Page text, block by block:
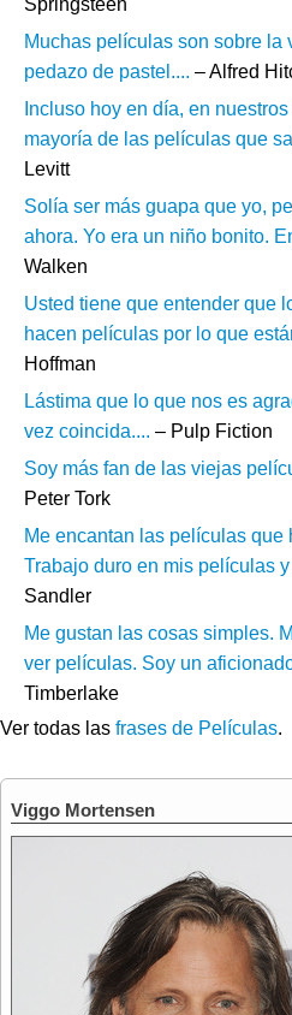
Springsteen
Muchas películas son sobre la
pedazo de pastel.... – Alfred
Incluso hoy en día, en
mayoría de las películas que
Levitt
Solía ser más guapa que yo,
ahora. Yo era un niño bonito.
Walken
Usted tiene que entender que
hacen películas por lo que
Hoffman
Lástima que lo que nos es
vez coincida.... – Pulp Fiction
Soy más fan de las viejas
Peter Tork
Me encantan las películas que
Trabajo duro en mis películas
Sandler
Me gustan las cosas simples.
ver películas. Soy un
Timberlake
Ver todas las frases de Películas.
Viggo Mortensen